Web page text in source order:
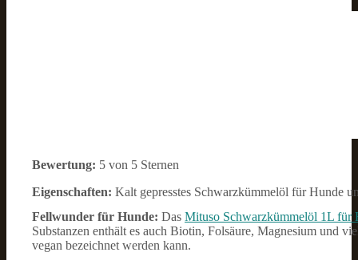
Bewertung: 5 von 5 Sternen
Eigenschaften: Kalt gepresstes Schwarzkümmelöl für Hunde
Fellwunder für Hunde: Das Mituso Schwarzkümmelöl 1L für
Substanzen enthält es auch Biotin, Folsäure, Magnesium und
vegan bezeichnet werden kann.